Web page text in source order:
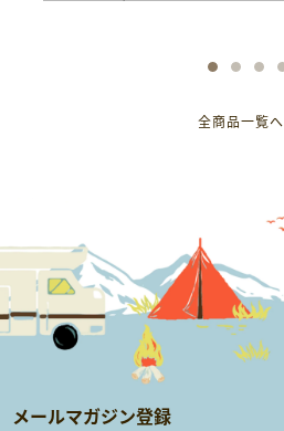
全商品一覧へ
メールマガジン登録